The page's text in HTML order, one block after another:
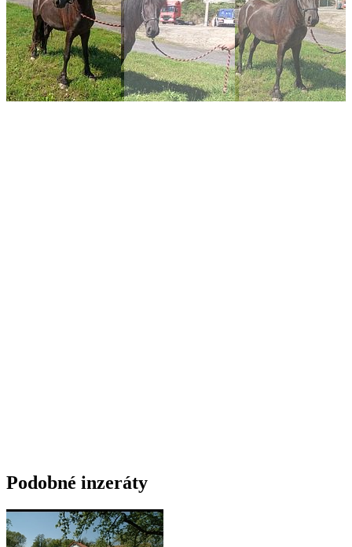
Podobné inzeráty